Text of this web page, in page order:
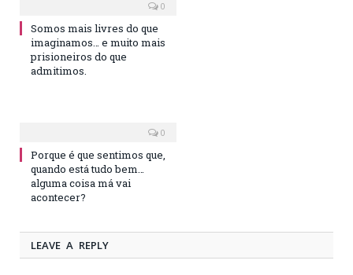
0
Somos mais livres do que
imaginamos… e muito mais
prisioneiros do que
admitimos.
0
Porque é que sentimos que,
quando está tudo bem…
alguma coisa má vai
acontecer?
LEAVE A REPLY